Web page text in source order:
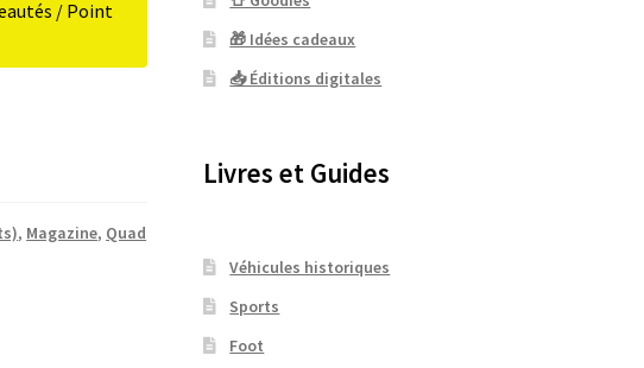
/ Point
, Magazine, Quad
🎁 Idées cadeaux
📥 Éditions digitales
Livres et Guides
Véhicules historiques
Sports
Foot